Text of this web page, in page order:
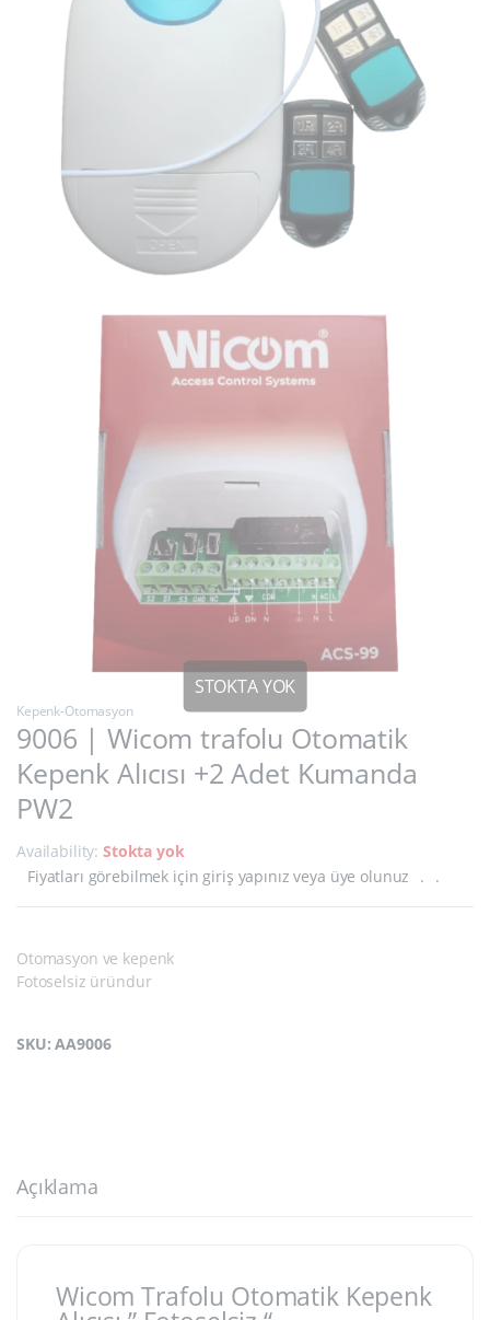
Kepenk-Otomasyon
9006 | Wicom trafolu Otomatik
Kepenk Alıcısı +2 Adet Kumanda
PW2
Availability:Stokta yok
Fiyatları görebilmek için giriş yapınız veya üye olunuz
. .
Otomasyon ve kepenk
Fotoselsiz üründur
SKU: AA9006
Açıklama
Wicom Trafolu Otomatik Kepenk